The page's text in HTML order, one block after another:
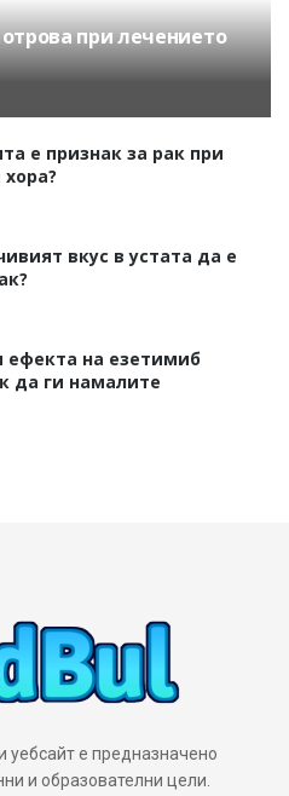
при лечението
е признак за рак при
вкус в устата да е
ефекта на езетимиб
да ги намалите
е предназначено
и образователни цели.